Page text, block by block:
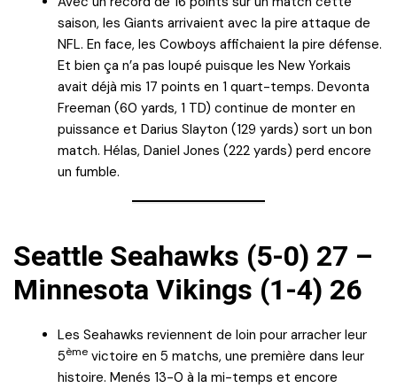
saison, les Giants arrivaient avec la pire attaque de
NFL. En face, les Cowboys affichaient la pire défense.
Et bien ça n’a pas loupé puisque les New Yorkais
avait déjà mis 17 points en 1 quart-temps. Devonta
Freeman (60 yards, 1 TD) continue de monter en
puissance et Darius Slayton (129 yards) sort un bon
match. Hélas, Daniel Jones (222 yards) perd encore
un fumble.
Seattle Seahawks (5-0) 27 –
Minnesota Vikings (1-4) 26
Les Seahawks reviennent de loin pour arracher leur
5ème victoire en 5 matchs, une première dans leur
histoire. Menés 13-0 à la mi-temps et encore